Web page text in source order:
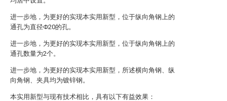
进一步地，为更好的实现本实用新型，位于纵向角钢上的
通孔为直径Φ20的孔。
进一步地，为更好的实现本实用新型，位于纵向角钢上的
通孔数量为2个。
进一步地，为更好的实现本实用新型，所述横向角钢、纵
向角钢、夹具均为镀锌钢。
本实用新型与现有技术相比，具有以下有益效果：